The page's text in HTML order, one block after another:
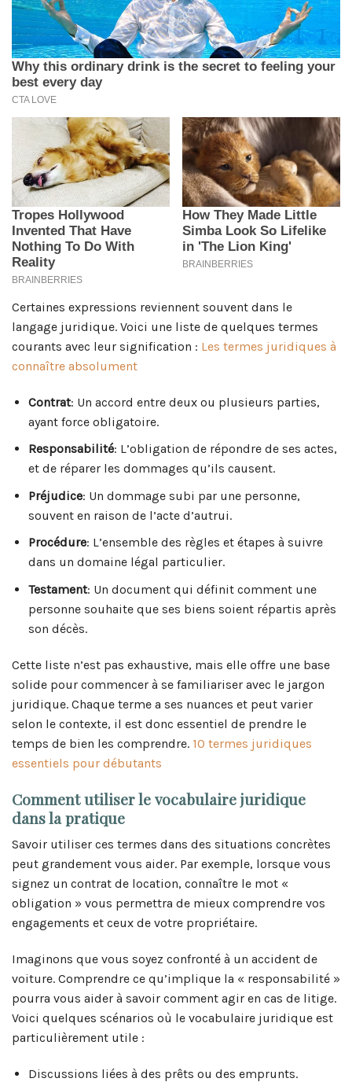
Certaines expressions reviennent souvent dans le
langage juridique. Voici une liste de quelques termes
courants avec leur signification : Les termes juridiques à
connaître absolument
Contrat: Un accord entre deux ou plusieurs parties,
ayant force obligatoire.
Responsabilité: L’obligation de répondre de ses actes,
et de réparer les dommages qu’ils causent.
Préjudice: Un dommage subi par une personne,
souvent en raison de l’acte d’autrui.
Procédure: L’ensemble des règles et étapes à suivre
dans un domaine légal particulier.
Testament: Un document qui définit comment une
personne souhaite que ses biens soient répartis après
son décès.
Cette liste n’est pas exhaustive, mais elle offre une base
solide pour commencer à se familiariser avec le jargon
juridique. Chaque terme a ses nuances et peut varier
selon le contexte, il est donc essentiel de prendre le
temps de bien les comprendre. 10 termes juridiques
essentiels pour débutants
Comment utiliser le vocabulaire juridique
dans la pratique
Savoir utiliser ces termes dans des situations concrètes
peut grandement vous aider. Par exemple, lorsque vous
signez un contrat de location, connaître le mot «
obligation » vous permettra de mieux comprendre vos
engagements et ceux de votre propriétaire.
Imaginons que vous soyez confronté à un accident de
voiture. Comprendre ce qu’implique la « responsabilité »
pourra vous aider à savoir comment agir en cas de litige.
Voici quelques scénarios où le vocabulaire juridique est
particulièrement utile :
Discussions liées à des prêts ou des emprunts.